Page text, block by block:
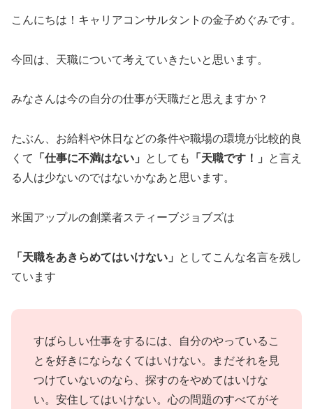
こんにちは！キャリアコンサルタントの金子めぐみです。
今回は、天職について考えていきたいと思います。
みなさんは今の自分の仕事が天職だと思えますか？
たぶん、お給料や休日などの条件や職場の環境が比較的良
くて
「仕事に不満はない」 としても 「天職です！」
と言え
る人は少ないのではないかなあと思います。
米国アップルの創業者スティーブジョブズは
「天職をあきらめてはいけない」
としてこんな名言を残し
ています
すばらしい仕事をするには、自分のやっているこ
とを好きにならなくてはいけない。まだそれを見
つけていないのなら、探すのをやめてはいけな
い。安住してはいけない。心の問題のすべてがそ